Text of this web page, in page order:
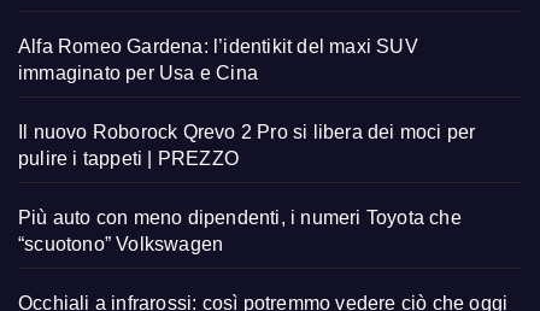
Alfa Romeo Gardena: l’identikit del maxi SUV
immaginato per Usa e Cina
Il nuovo Roborock Qrevo 2 Pro si libera dei moci per
pulire i tappeti | PREZZO
Più auto con meno dipendenti, i numeri Toyota che
“scuotono” Volkswagen
Occhiali a infrarossi: così potremmo vedere ciò che oggi